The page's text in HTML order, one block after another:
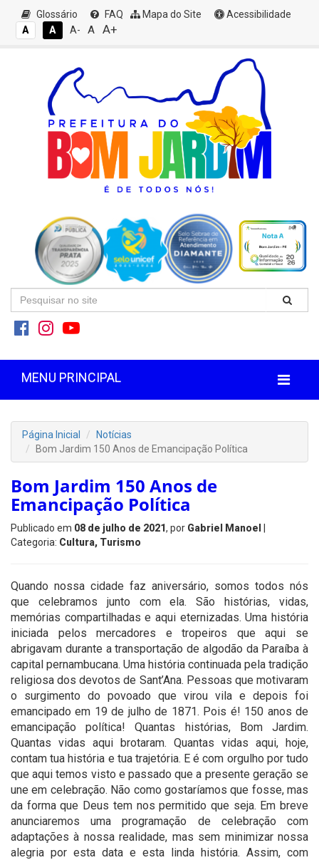
Glossário FAQ Mapa do Site
Acessibilidade
A
A A- A A+
MENU PRINCIPAL
Página Inicial
Notícias
Bom Jardim 150 Anos de Emancipação Política
Bom Jardim 150 Anos de
Emancipação Política
Publicado em 08 de julho de 2021, por Gabriel Manoel
Categoria: Cultura, Turismo
Quando nossa cidade faz aniversário, somos todos nós
que celebramos junto com ela. São histórias, vidas,
memórias compartilhadas e aqui eternizadas. Uma história
iniciada pelos mercadores e tropeiros que aqui se
abrigavam durante a transportação de algodão da Paraíba à
capital pernambucana. Uma história continuada pela tradição
religiosa dos devotos de Sant’Ana. Pessoas que motivaram
o surgimento do povoado que virou vila e depois foi
emancipado em 19 de julho de 1871. Pois é! 150 anos de
emancipação política! Quantas histórias, Bom Jardim.
Quantas vidas aqui brotaram. Quantas vidas aqui, hoje,
contam tua história e tua trajetória. E é com orgulho por tudo
que aqui temos visto e passado que a presente geração se
une em celebração. Não como gostaríamos que fosse, mas
da forma que Deus tem nos permitido que seja. Em breve
anunciaremos uma programação de celebração com
adaptações à nossa realidade, mas sem minimizar nossa
alegria por esta data e esta linda história. Assim, com